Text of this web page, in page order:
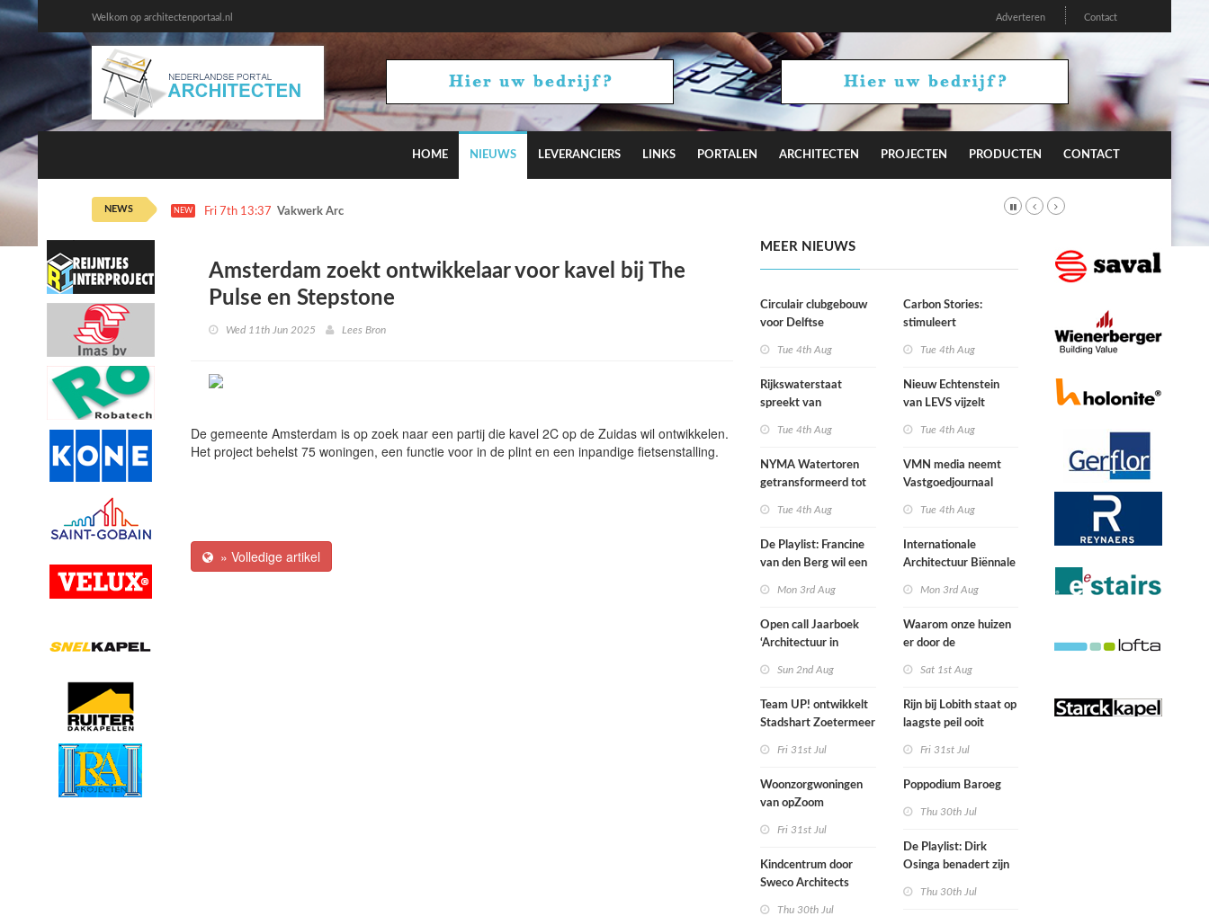
Welkom op architectenportaal.nl Adverteren Contact
HOME NIEUWS LEVERANCIERS LINKS PORTALEN ARCHITECTEN PROJECTEN PRODUCTEN CONTACT
NEWS NEW Fri 7th 13:37 Vakwerk Architecten draagt met Camden Town bij aan Hyde Park
Amsterdam zoekt ontwikkelaar voor kavel bij The
Pulse en Stepstone
Wed 11th Jun 2025 Lees Bron
De gemeente Amsterdam is op zoek naar een partij die kavel 2C op de Zuidas wil ontwikkelen.
Het project behelst 75 woningen, een functie voor in de plint en een inpandige fietsenstalling.
» Volledige artikel
MEER NIEUWS
Circulair clubgebouw
voor Delftse
Tue 4th Aug
Rijkswaterstaat
spreekt van
door droogte
Tue 4th Aug
NYMA Watertoren
getransformeerd tot
makersplaats in
Nijmegen
Tue 4th Aug
De Playlist: Francine
van den Berg wil een
Mon 3rd Aug
Open call Jaarboek
‘Architectuur in
Sun 2nd Aug
Team UP! ontwikkelt
Stadshart Zoetermeer
Fri 31st Jul
Woonzorgwoningen
van opZoom
nieuwbouw en oude
industriële panden
Fri 31st Jul
Kindcentrum door
Sweco Architects
Thu 30th Jul
Carbon Stories:
stimuleert
duurzaam gedrag?
Tue 4th Aug
Nieuw Echtenstein
van LEVS vijzelt
restruimte op
Tue 4th Aug
VMN media neemt
Vastgoedjournaal
Tue 4th Aug
Internationale
Architectuur Biënnale
Mon 3rd Aug
Waarom onze huizen
er door de
anders gaan uitzien
Sat 1st Aug
Rijn bij Lobith staat op
laagste peil ooit
Fri 31st Jul
Poppodium Baroeg
Thu 30th Jul
De Playlist: Dirk
Osinga benadert zijn
Thu 30th Jul